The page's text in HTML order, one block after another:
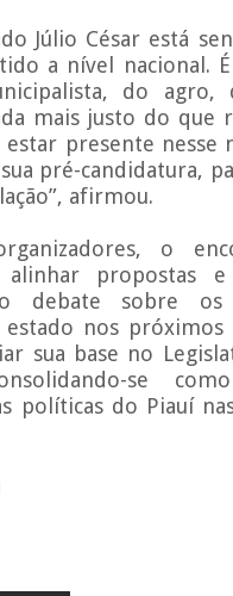
Júlio César está
a nível nacional.
do agro,
mais justo do que
presente nesse
pré-candidatura,
afirmou.
o
propostas e
debate sobre os
nos próximos
sua base no
se
políticas do Piauí